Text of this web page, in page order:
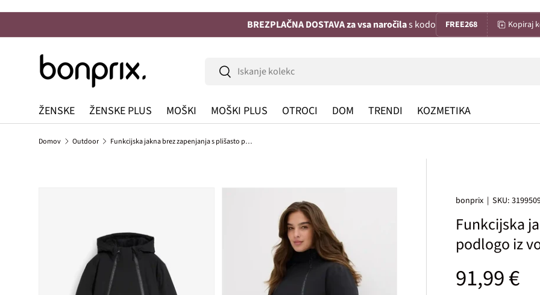
BREZPLAČNA DOSTAVA za vsa naročilas kodo FREE268 Kopiraj
Iskanje
Iskanje
ŽENSKE ŽENSKE PLUS MOŠKI MOŠKI PLUS OTROCI DOM TRENDI KOZMETIKA
Domov Outdoor Funkcijska jakna brez zapenjanja s plišasto podlogo iz vodoodbojnega materiala
bonprix |SKU:
Funkcijska
podlogo iz
Običajna
91,99 €